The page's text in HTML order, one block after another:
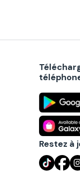
Restez à